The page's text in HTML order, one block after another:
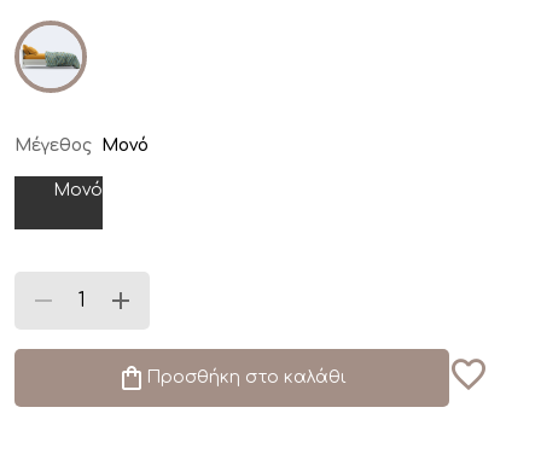
Μέγεθος Μονό
Μονό
Προσθήκη στο καλάθι